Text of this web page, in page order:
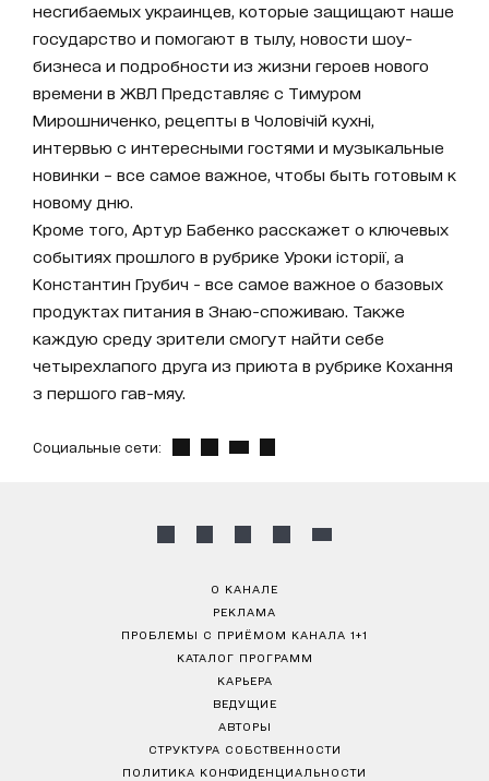
несгибаемых украинцев, которые защищают наше
государство и помогают в тылу, новости шоу-
бизнеса и подробности из жизни героев нового
времени в ЖВЛ Представляє с Тимуром
Мирошниченко, рецепты в Чоловічій кухні,
интервью с интересными гостями и музыкальные
новинки – все самое важное, чтобы быть готовым к
новому дню.
Кроме того, Артур Бабенко расскажет о ключевых
событиях прошлого в рубрике Уроки історії, а
Константин Грубич - все самое важное о базовых
продуктах питания в Знаю-споживаю. Также
каждую среду зрители смогут найти себе
четырехлапого друга из приюта в рубрике Кохання
з першого гав-мяу.
Социальные сети:
О КАНАЛЕ
РЕКЛАМА
ПРОБЛЕМЫ С ПРИЁМОМ КАНАЛА 1+1
КАТАЛОГ ПРОГРАММ
КАРЬЕРА
ВЕДУЩИЕ
АВТОРЫ
СТРУКТУРА СОБСТВЕННОСТИ
ПОЛИТИКА КОНФИДЕНЦИАЛЬНОСТИ